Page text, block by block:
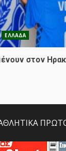
ΕΛΛΑΔΑ
στον